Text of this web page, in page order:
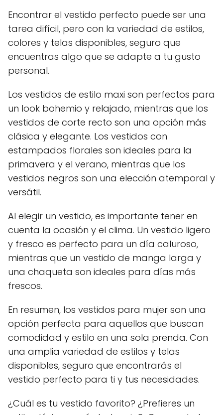
Encontrar el vestido perfecto puede ser una
tarea difícil, pero con la variedad de estilos,
colores y telas disponibles, seguro que
encuentras algo que se adapte a tu gusto
personal.
Los vestidos de estilo maxi son perfectos para
un look bohemio y relajado, mientras que los
vestidos de corte recto son una opción más
clásica y elegante. Los vestidos con
estampados florales son ideales para la
primavera y el verano, mientras que los
vestidos negros son una elección atemporal y
versátil.
Al elegir un vestido, es importante tener en
cuenta la ocasión y el clima. Un vestido ligero
y fresco es perfecto para un día caluroso,
mientras que un vestido de manga larga y
una chaqueta son ideales para días más
frescos.
En resumen, los vestidos para mujer son una
opción perfecta para aquellos que buscan
comodidad y estilo en una sola prenda. Con
una amplia variedad de estilos y telas
disponibles, seguro que encontrarás el
vestido perfecto para ti y tus necesidades.
¿Cuál es tu vestido favorito? ¿Prefieres un